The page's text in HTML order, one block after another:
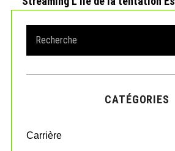
a
r
o
CATÉGORIES
Carrière